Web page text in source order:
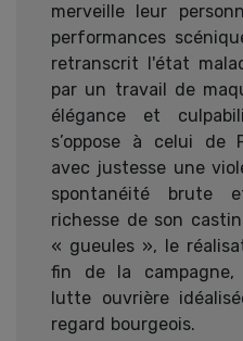
merveille leur
performances
retranscrit l'état
par un travail de
élégance et
s’oppose à celui de
avec justesse une
spontanéité brute
richesse de son
« gueules », le
fin de la campagne,
lutte ouvrière
regard bourgeois.